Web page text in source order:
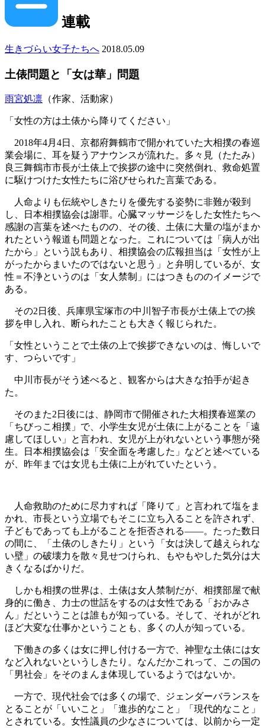
連載
生きづらい女子たちへ 2018.05.09
土俵問題と「女は華」問題
雨宮処凛 （作家、活動家）
「女性の方は土俵から降りてください」
2018年4月4日、京都府舞鶴市で開かれていた大相撲の春巡
業会場に、耳を疑うアナウンスが流れた。多々見（たたみ）
良三舞鶴市市長が土俵上で挨拶の途中に突然倒れ、救命処置
に駆けつけた女性たちに浴びせられた言葉である。
人命よりも伝統やしきたりを優先する姿勢に非難が殺到
し、日本相撲協会は謝罪。心臓マッサージをした女性たちへ
感謝の言葉を述べたものの、その後、土俵に大量の塩がまか
れたという報道も問題となった。これについては「病人が出
たから」という説もあり、相撲協会の広報担当は「女性が上
がったからまいたのではないと思う」と弁明しているが、女
性＝不浄というのは「女人禁制」にはつきもののイメージで
ある。
その2日後、兵庫県宝塚市の中川智子市長が土俵上での挨
拶を申し入れ、断られたことも大きく報じられた。
「女性ということで土俵の上で挨拶できないのは、悔しいで
す、つらいです」
中川市長がそう述べると、観客からは大きな拍手が起き
た。
そのまた2日後には、静岡市で開催された大相撲春巡業の
「ちびっこ相撲」で、小学生女児が土俵に上がることを「遠
慮してほしい」と言われ、女児が上がれないという事態が発
生。日本相撲協会は「安全面を考慮した」などと述べている
が、昨年までは女児も土俵に上がれていたという。
人命救助のために尽力すれば「降りて」と言われて塩をま
かれ、市長という立場でもそこに立ち入ることを許されず、
子どもであっても上がることを拒否される――。たった数日
の間に、「土俵のしきたり」という「女は決して越えられな
い壁」の破壊力を散々見せつけられ、もやもやした気分は大
きくなるばかりだ。
しかも相撲の世界は、土俵は女人禁制だが、相撲部屋で献
身的に働き、力士の世話をするのは女性である「おかみさ
ん」だということは誰もが知っている。そして、それがどれ
ほど大変な仕事かということも、多くの人が知っている。
下働きの多くは女に押し付ける一方で、神聖な土俵には女
など入れないというしきたり。なんだかこれって、この国の
「男社会」をそのまんま体現しているようではないか。
一方で、現代社会では多くの場で、ジェンダーバランスを
とることが「いいこと」「進歩的なこと」「現代的なこと」
とされている。女性議員の少なさについては、以前から一定